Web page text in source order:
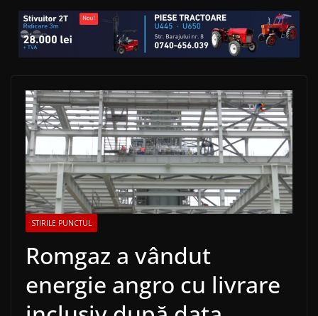
STIRILE PUNCTUL
Romgaz a vândut
energie angro cu livrare